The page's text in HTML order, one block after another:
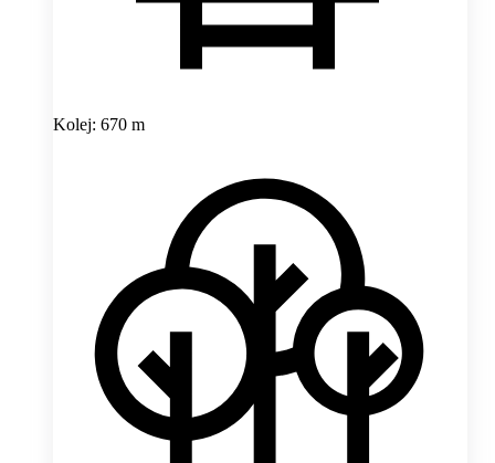
Kolej: 670 m